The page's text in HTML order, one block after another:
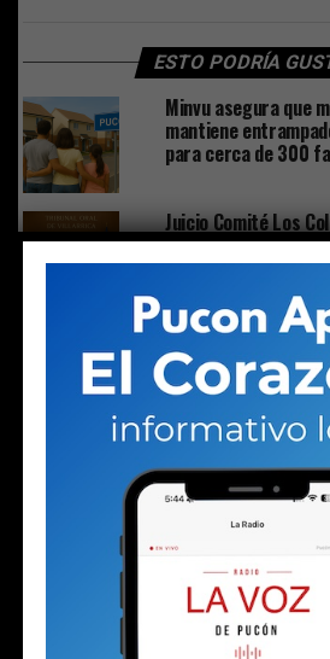
ESTO PODRÍA
Minvu asegura que
mantiene
para cerca de 300
Juicio Comité Los
Penal de Villarrica
imputados
Crisis de vivienda:
con potencial de
barreras más
comités Valle y Alto
Crisis de comités de
se la juega por la
pasar por una
Crisis de Vivienda:
tomar decisión
maraña jurídica